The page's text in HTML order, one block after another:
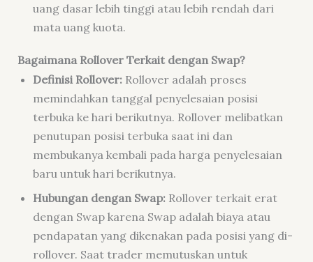
uang dasar lebih tinggi atau lebih rendah dari
mata uang kuota.
Bagaimana Rollover Terkait dengan Swap?
Definisi Rollover:Rollover adalah proses
memindahkan tanggal penyelesaian posisi
terbuka ke hari berikutnya. Rollover melibatkan
penutupan posisi terbuka saat ini dan
membukanya kembali pada harga penyelesaian
baru untuk hari berikutnya.
Hubungan dengan Swap:Rollover terkait erat
dengan Swap karena Swap adalah biaya atau
pendapatan yang dikenakan pada posisi yang di-
rollover. Saat trader memutuskan untuk